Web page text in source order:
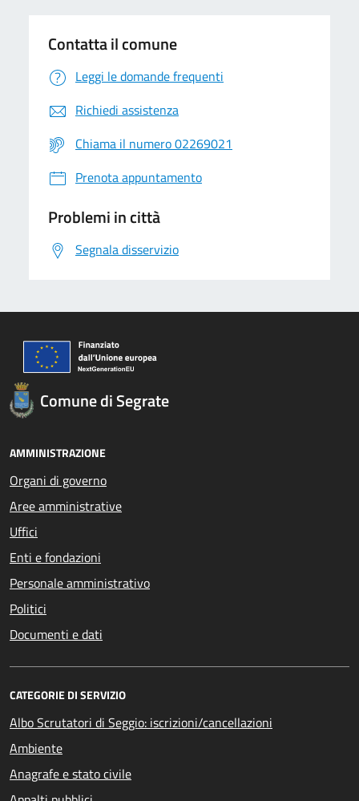
Contatta il comune
Leggi le domande frequenti
Richiedi assistenza
Chiama il numero 02269021
Prenota appuntamento
Problemi in città
Segnala disservizio
Comune di Segrate
AMMINISTRAZIONE
Organi di governo
Aree amministrative
Uffici
Enti e fondazioni
Personale amministrativo
Politici
Documenti e dati
CATEGORIE DI SERVIZIO
Albo Scrutatori di Seggio: iscrizioni/cancellazioni
Ambiente
Anagrafe e stato civile